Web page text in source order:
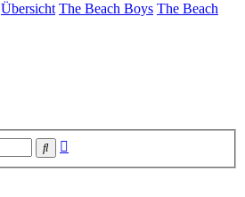
Übersicht The Beach Boys The Beach
Suche